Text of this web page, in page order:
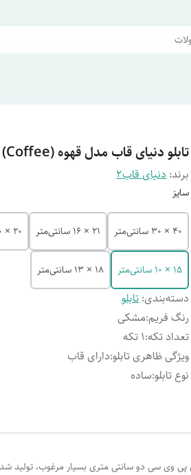
تابلو دنیای قاب مدل قهوه (Coffee) کد F4213
برند:دنیای قاب2
سایز
40 × 30 سانتی‌متر 21 × 16 سانتی‌متر 20 × 30 سانتی‌متر
15 × 10 سانتی‌متر 18 × 13 سانتی‌متر
دسته‌بندی:تابلو
رنگ فریم:مشکی
تعداد تکه:1 تکه
ویژگی ظاهری تابلو:دارای قاب
نوع تابلو:ساده
پی وی سی دو سانتی متری بسیار مرغوب، تولید